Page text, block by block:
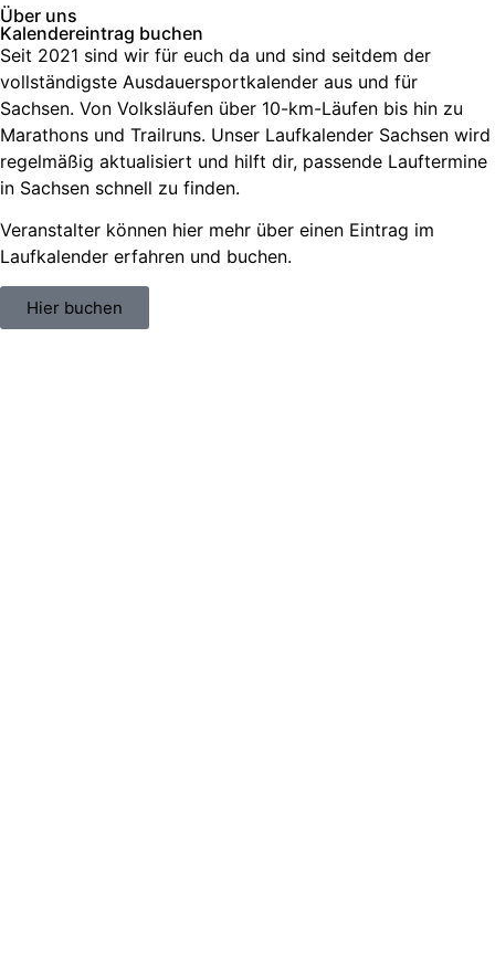
Über uns
Kalendereintrag buchen
Seit 2021 sind wir für euch da und sind seitdem der
vollständigste Ausdauersportkalender aus und für
Sachsen. Von Volksläufen über 10-km-Läufen bis hin zu
Marathons und Trailruns. Unser Laufkalender Sachsen wird
regelmäßig aktualisiert und hilft dir, passende Lauftermine
in Sachsen schnell zu finden.
Veranstalter können hier mehr über einen Eintrag im
Laufkalender erfahren und buchen.
Hier buchen